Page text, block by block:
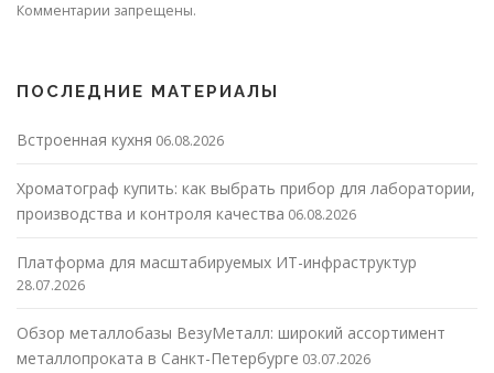
Комментарии запрещены.
ПОСЛЕДНИЕ МАТЕРИАЛЫ
Встроенная кухня 06.08.2026
Хроматограф купить: как выбрать прибор для лаборатории,
производства и контроля качества 06.08.2026
Платформа для масштабируемых ИТ-инфраструктур
28.07.2026
Обзор металлобазы ВезуМеталл: широкий ассортимент
металлопроката в Санкт-Петербурге 03.07.2026